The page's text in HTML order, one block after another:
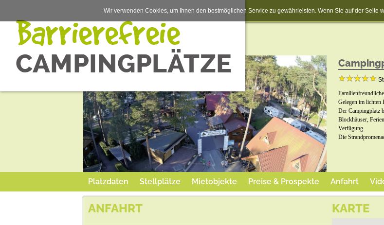
Gelegen im lichten
Der Campingplatz
Blockhäuser,
Verfügung.
Die
Platzdaten Stellplätze Mietobjekte Preise & Prospekte Anfahrt
ANFAHRT KARTE
Wir verwenden Cookies, um Ihnen den bestmöglichen Service zu gewährleisten. Wenn Sie auf der